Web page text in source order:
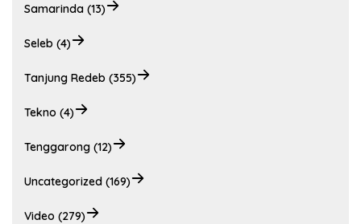
Samarinda (13)
Seleb (4)
Tanjung Redeb (355)
Tekno (4)
Tenggarong (12)
Uncategorized (169)
Video (279)